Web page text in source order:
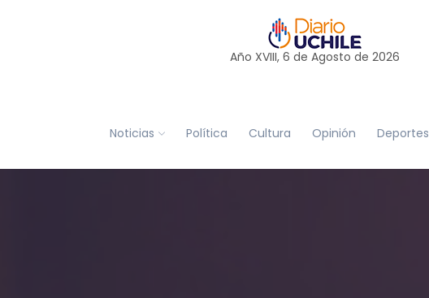
Año XVIII, 6 de Agosto de 2026
Noticias Política Cultura Opinión Deportes